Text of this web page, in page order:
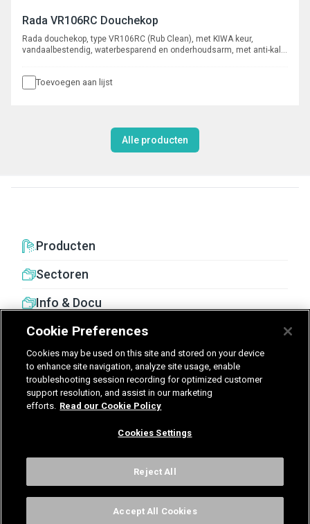
Rada VR106RC Douchekop
Rada douchekop, type VR106RC (Rub Clean), met KIWA keur,
vandaalbestendig, waterbesparend en onderhoudsarm, met anti-kalk
Toevoegen aan lijst
Alle producten
Producten
Sectoren
Info & Docu
United Kingdom Germany Nederland
België - Nederlands
Cookie Preferences
Cookies may be used on this site and stored on your device
to enhance site navigation, analyze site usage, enable
troubleshooting session recording for optimized customer
support resolution, and assist in our marketing
efforts. Read our Cookie Policy
Cookies Settings
Reject All
Accept All Cookies